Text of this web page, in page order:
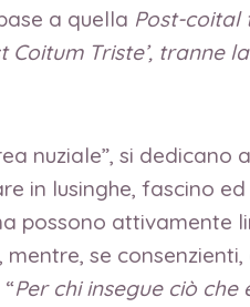
a quella Post-coital
Coitum Triste’, tranne
nuziale”, si
in lusinghe, fascino
possono attivamente
se
Per chi insegue ciò